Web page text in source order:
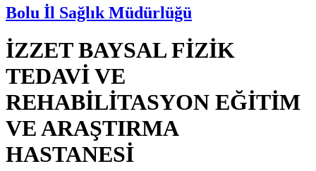
Bolu İl Sağlık Müdürlüğü
İZZET BAYSAL FİZİK
TEDAVİ VE
REHABİLİTASYON EĞİTİM
VE ARAŞTIRMA
HASTANESİ